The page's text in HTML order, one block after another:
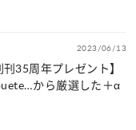
2023/06/13
刊35周年プレゼント】
から厳選した＋α